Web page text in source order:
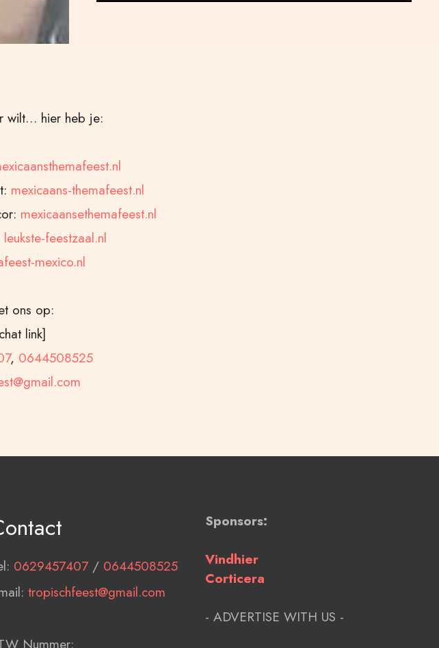
wilt… hier heb je:
mexicaans-themafeest.nl
mexicaansethemafeest.nl
leukste-feestzaal.nl
mexico.nl
ons op:
link]
, 0644508525
Sponsors:
Vindhier
Corticera
- ADVERTISE WITH US -
0629457407/ 0644508525
tropischfeest@gmail.com
Nummer: